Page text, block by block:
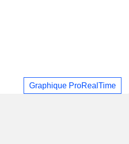
Graphique ProRealTime